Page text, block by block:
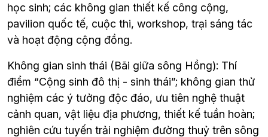
học sinh; các không gian thiết kế công cộng,
pavilion quốc tế, cuộc thi, workshop, trại sáng tác
và hoạt động cộng đồng.
Không gian sinh thái (Bãi giữa sông Hồng): Thí
điểm “Cộng sinh đô thị - sinh thái”; không gian thử
nghiệm các ý tưởng độc đáo, ưu tiên nghệ thuật
cảnh quan, vật liệu địa phương, thiết kế tuần hoàn;
nghiên cứu tuyến trải nghiệm đường thuỷ trên sông